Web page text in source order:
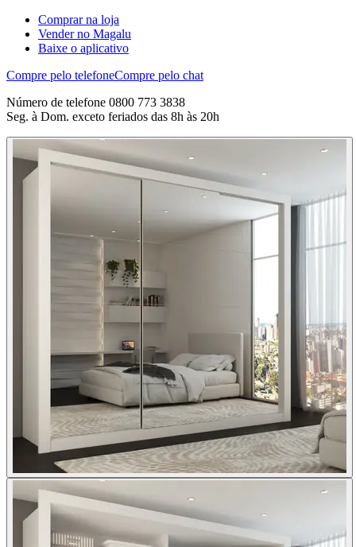
Comprar na loja
Vender no Magalu
Baixe o aplicativo
Compre pelo telefoneCompre pelo chat
Número de telefone 0800 773 3838
Seg. à Dom. exceto feriados das 8h às 20h